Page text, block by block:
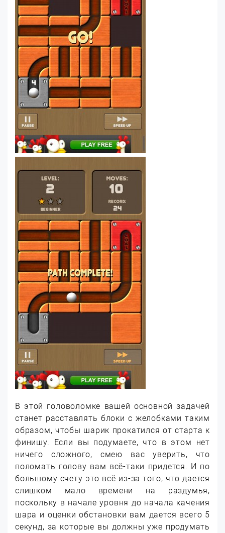
В этой головоломке вашей основной задачей
станет расставлять блоки с желобками таким
образом, чтобы шарик прокатился от старта к
финишу. Если вы подумаете, что в этом нет
ничего сложного, смею вас уверить, что
поломать голову вам всё-таки придется. И по
большому счету это всё из-за того, что дается
слишком мало времени на раздумья,
поскольку в начале уровня до начала качения
шара и оценки обстановки вам дается всего 5
секунд, за которые вы должны уже продумать